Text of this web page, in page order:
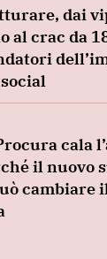
dai
al crac da
cala
il nuovo
cambiare